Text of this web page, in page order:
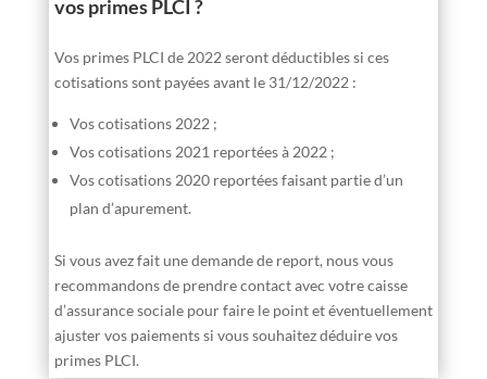
vos primes PLCI ?
Vos primes PLCI de 2022 seront déductibles si ces
cotisations sont payées avant le 31/12/2022 :
Vos cotisations 2022 ;
Vos cotisations 2021 reportées à 2022 ;
Vos cotisations 2020 reportées faisant partie d’un
plan d’apurement.
Si vous avez fait une demande de report, nous vous
recommandons de prendre contact avec votre caisse
d’assurance sociale pour faire le point et éventuellement
ajuster vos paiements si vous souhaitez déduire vos
primes PLCI.